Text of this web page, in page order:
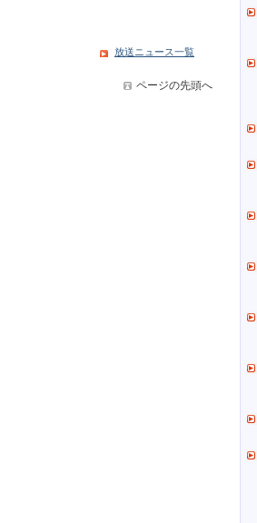
放送ニュース一覧
ページの先頭へ